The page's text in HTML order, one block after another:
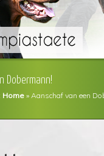
Dobermann!
Home » Aanschaf van een